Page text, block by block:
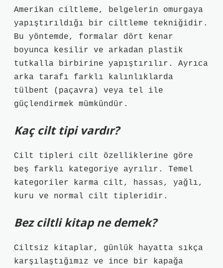
Amerikan ciltleme, belgelerin omurgaya
yapıştırıldığı bir ciltleme tekniğidir.
Bu yöntemde, formalar dört kenar
boyunca kesilir ve arkadan plastik
tutkalla birbirine yapıştırılır. Ayrıca
arka tarafı farklı kalınlıklarda
tülbent (paçavra) veya tel ile
güçlendirmek mümkündür.
Kaç cilt tipi vardır?
Cilt tipleri cilt özelliklerine göre
beş farklı kategoriye ayrılır. Temel
kategoriler karma cilt, hassas, yağlı,
kuru ve normal cilt tipleridir.
Bez ciltli kitap ne demek?
Ciltsiz kitaplar, günlük hayatta sıkça
karşılaştığımız ve ince bir kapağa